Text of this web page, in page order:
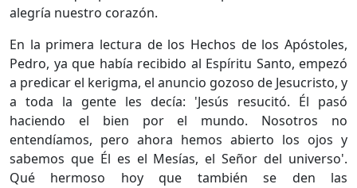
alegría nuestro corazón.
En la primera lectura de los Hechos de los Apóstoles,
Pedro, ya que había recibido al Espíritu Santo, empezó
a predicar el kerigma, el anuncio gozoso de Jesucristo, y
a toda la gente les decía: 'Jesús resucitó. Él pasó
haciendo el bien por el mundo. Nosotros no
entendíamos, pero ahora hemos abierto los ojos y
sabemos que Él es el Mesías, el Señor del universo'.
Qué hermoso hoy que también se den las